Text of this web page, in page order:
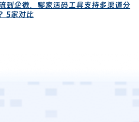
到企微，哪家活码工具支持多渠道分
5家对比